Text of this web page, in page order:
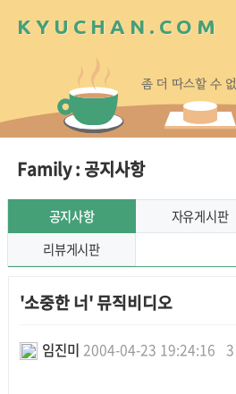
K Y U C H A N . C O M
좀 더 따스할 수 없
Family : 공지사항
공지사항 자유게시판
리뷰게시판
'소중한 너' 뮤직비디오
임진미 2004-04-23 19:24:16 3